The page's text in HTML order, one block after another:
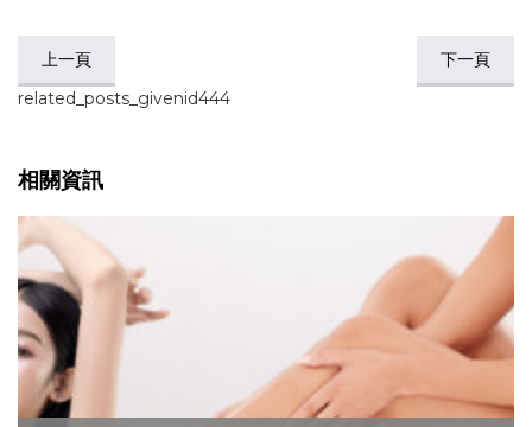
上一頁
下一頁
related_posts_givenid444
相關資訊